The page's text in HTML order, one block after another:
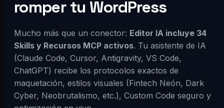
romper tu WordPress
Mucho más que un conector: Editor IA incluye 34
Skills y Recursos MCP activos. Tu asistente de IA
(Claude Code, Cursor, Antigravity, VS Code,
ChatGPT) recibe los protocolos exactos de
maquetación, estilos visuales (Fintech Neón, Dark
Cyber, Neobrutalismo, etc.), Custom Code seguro y